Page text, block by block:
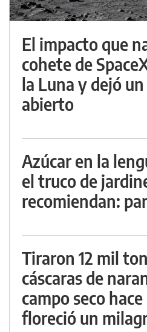
El impacto que
cohete de
la Luna y dejó
abierto
Azúcar en la
el truco de
recomiendan:
Tiraron 12 mil
cáscaras de
campo seco
floreció un